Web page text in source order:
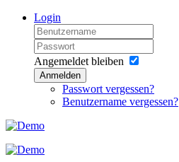
Login
Angemeldet bleiben
Anmelden
Passwort vergessen?
Benutzername vergessen?